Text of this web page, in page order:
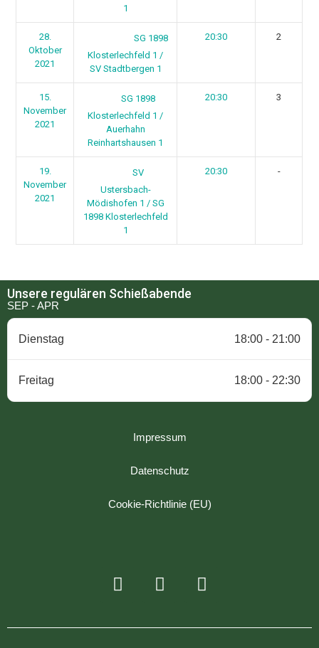
1
28.
Oktober
2021
SG 1898
Klosterlechfeld 1 /
SV Stadtbergen 1
20:30 2
15.
November
2021
SG 1898
Klosterlechfeld 1 /
Auerhahn
Reinhartshausen 1
20:30 3
19.
November
2021
SV
Ustersbach-
Mödishofen 1 / SG
1898 Klosterlechfeld
1
20:30 -
Unsere regulären Schießabende
SEP - APR
Dienstag 18:00 - 21:00
Freitag 18:00 - 22:30
Impressum
Datenschutz
Cookie-Richtlinie (EU)